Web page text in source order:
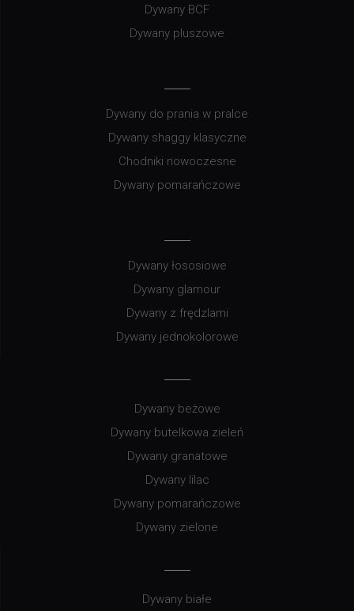
Dywany BCF
Dywany pluszowe
Dywany do prania w pralce
Dywany shaggy klasyczne
Chodniki nowoczesne
Dywany pomarańczowe
Dywany łososiowe
Dywany glamour
Dywany z frędzlami
Dywany jednokolorowe
Dywany beżowe
Dywany butelkowa zieleń
Dywany granatowe
Dywany lilac
Dywany pomarańczowe
Dywany zielone
Dywany białe